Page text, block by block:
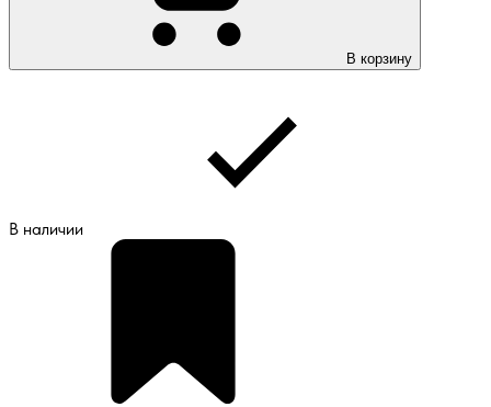
В корзину
В наличии